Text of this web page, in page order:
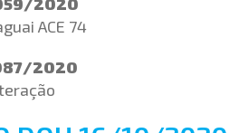
ACE 74
2020